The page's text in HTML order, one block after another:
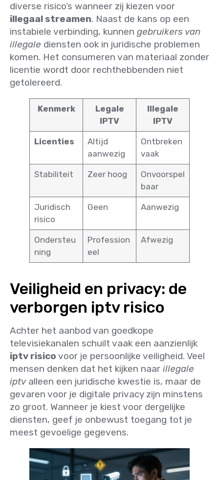
diverse risico’s wanneer zij kiezen voor
illegaal streamen. Naast de kans op een
instabiele verbinding, kunnen gebruikers van
illegale diensten ook in juridische problemen
komen. Het consumeren van materiaal zonder
licentie wordt door rechthebbenden niet
getolereerd.
Kenmerk
Legale
IPTV
Illegale
IPTV
Licenties
Altijd
aanwezig
Ontbreken
vaak
Stabiliteit Zeer hoog
Onvoorspel
baar
Juridisch
risico
Geen Aanwezig
Ondersteu
ning
Profession
eel
Afwezig
Veiligheid en privacy: de
verborgen iptv risico
Achter het aanbod van goedkope
televisiekanalen schuilt vaak een aanzienlijk
iptv risico voor je persoonlijke veiligheid. Veel
mensen denken dat het kijken naar illegale
iptvalleen een juridische kwestie is, maar de
gevaren voor je digitale privacy zijn minstens
zo groot. Wanneer je kiest voor dergelijke
diensten, geef je onbewust toegang tot je
meest gevoelige gegevens.